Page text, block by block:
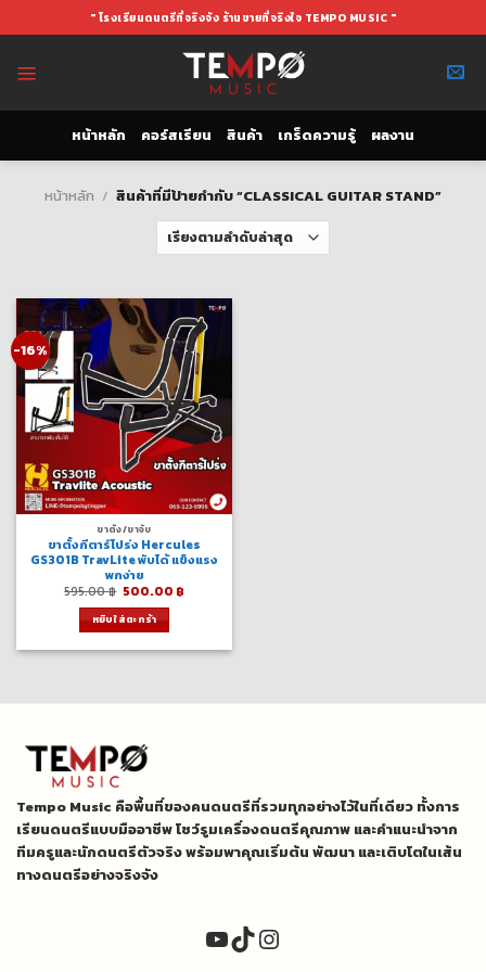
to
" โรงเรียนดนตรีที่จริงจัง ร้านขายที่จริงใจ TEMPO MUSIC "
หน้าหลัก คอร์สเรียน สินค้า เกร็ดความรู้ ผลงาน
หน้าหลัก / สินค้าที่มีป้ายกำกับ “CLASSICAL GUITAR STAND”
-16%
ขาตั้ง/ขาจับ
ขาตั้งกีตาร์โปร่ง Hercules
GS301B TravLite พับได้ แข็งแรง
พกง่าย
595.00฿ Original
was:
595.00 ฿.
500.00 ฿Current
หยิบใส่ตะกร้า
Tempo Music คือพื้นที่ของคนดนตรีที่รวมทุกอย่างไว้ในที่เดียว ทั้งการ
เรียนดนตรีแบบมืออาชีพ โชว์รูมเครื่องดนตรีคุณภาพ และคำแนะนำจาก
ทีมครูและนักดนตรีตัวจริง พร้อมพาคุณเริ่มต้น พัฒนา และเติบโตในเส้น
ทางดนตรีอย่างจริงจัง
YouTube
TikTok
Instagram